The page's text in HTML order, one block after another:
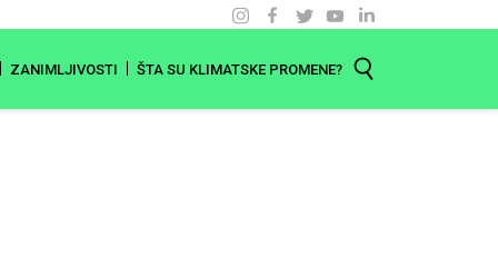
ZANIMLJIVOSTI ŠTA SU KLIMATSKE PROMENE?